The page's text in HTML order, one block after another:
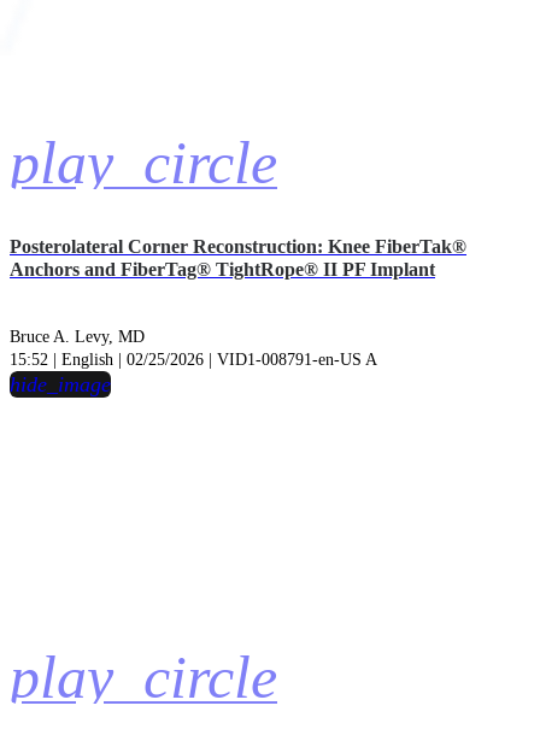
play_circle
Posterolateral Corner Reconstruction: Knee FiberTak®
Anchors and FiberTag® TightRope® II PF Implant
Bruce A. Levy, MD
15:52 | English | 02/25/2026 | VID1-008791-en-US A
play_circle
hide_image